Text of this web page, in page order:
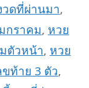
วดที่ผ่านมา,
กราคม, หวย
ตัวหน้า, หวย
ท้าย 3 ตัว,